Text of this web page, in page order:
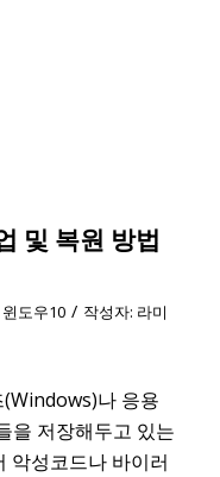
및 복원 방법
윈도우10 / 작성자: 라미
나 응용
을 저장해두고 있는
악성코드나 바이러